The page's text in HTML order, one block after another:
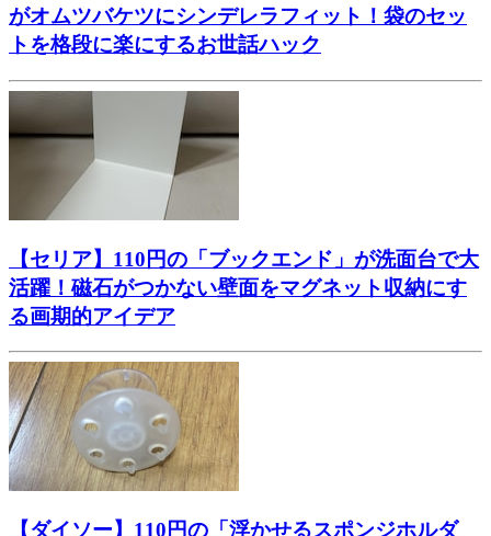
がオムツバケツにシンデレラフィット！袋のセッ
トを格段に楽にするお世話ハック
【セリア】110円の「ブックエンド」が洗面台で大
活躍！磁石がつかない壁面をマグネット収納にす
る画期的アイデア
【ダイソー】110円の「浮かせるスポンジホルダ